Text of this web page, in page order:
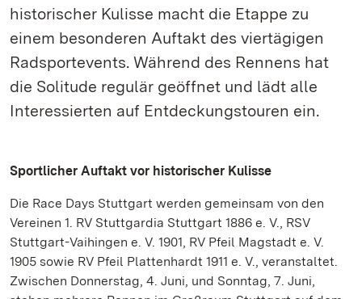
historischer Kulisse macht die Etappe zu
einem besonderen Auftakt des viertägigen
Radsportevents. Während des Rennens hat
die Solitude regulär geöffnet und lädt alle
Interessierten auf Entdeckungstouren ein.
Sportlicher Auftakt vor historischer Kulisse
Die Race Days Stuttgart werden gemeinsam von den
Vereinen 1. RV Stuttgardia Stuttgart 1886 e. V., RSV
Stuttgart-Vaihingen e. V. 1901, RV Pfeil Magstadt e. V.
1905 sowie RV Pfeil Plattenhardt 1911 e. V., veranstaltet.
Zwischen Donnerstag, 4. Juni, und Sonntag, 7. Juni,